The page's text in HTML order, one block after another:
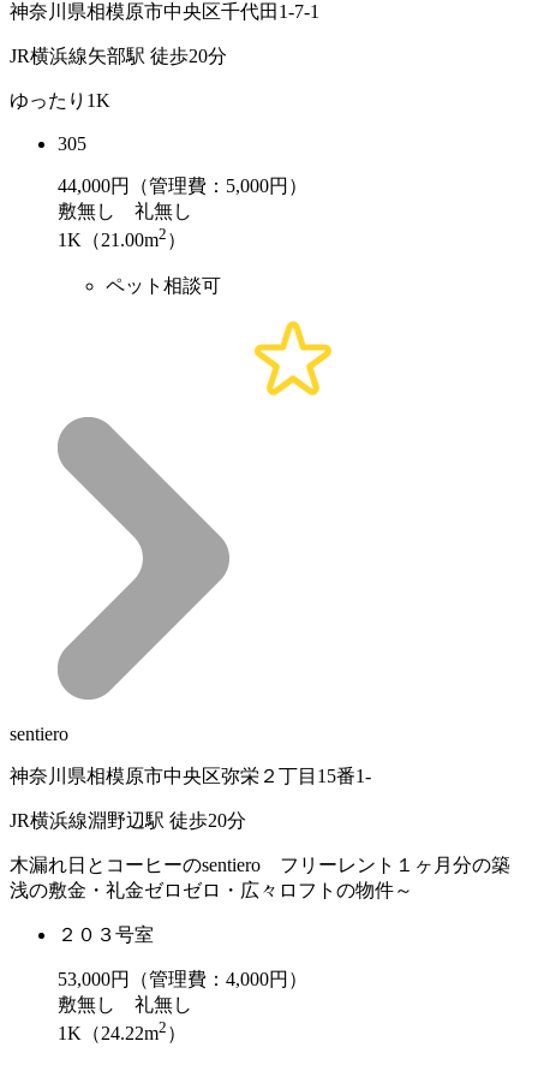
神奈川県相模原市中央区千代田1-7-1
JR横浜線矢部駅 徒歩20分
ゆったり1K
305
44,000円（管理費：5,000円）
敷無し 礼無し
1K（21.00m2 ）
ペット相談可
sentiero
神奈川県相模原市中央区弥栄２丁目15番1-
JR横浜線淵野辺駅 徒歩20分
木漏れ日とコーヒーのsentiero フリーレント１ヶ月分の築
浅の敷金・礼金ゼロゼロ・広々ロフトの物件～
２０３号室
53,000円（管理費：4,000円）
敷無し 礼無し
1K（24.22m2 ）